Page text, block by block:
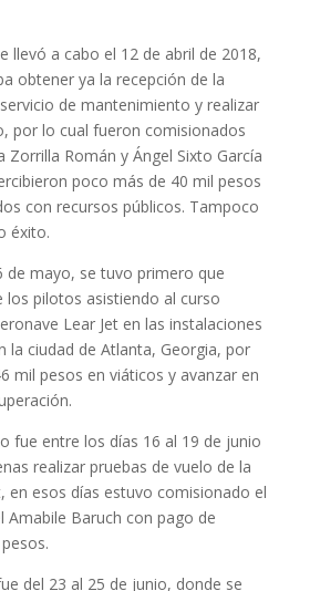
llevó a cabo el 12 de abril de 2018,
obtener ya la recepción de la
de mantenimiento y realizar
por lo cual fueron comisionados
Zorrilla Román y Ángel Sixto García
poco más de 40 mil pesos
con recursos públicos. Tampoco
éxito.
de mayo, se tuvo primero que
los pilotos asistiendo al curso
Lear Jet en las instalaciones
la ciudad de Atlanta, Georgia, por
mil pesos en viáticos y avanzar en
fue entre los días 16 al 19 de junio
realizar pruebas de vuelo de la
en esos días estuvo comisionado el
Amabile Baruch con pago de
del 23 al 25 de junio, donde se